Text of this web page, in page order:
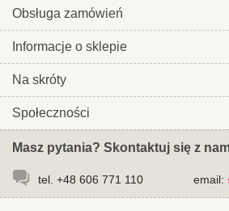
Obsługa zamówień
Informacje o sklepie
Na skróty
Społeczności
Masz pytania? Skontaktuj się z
tel. +48 606 771 110 email: